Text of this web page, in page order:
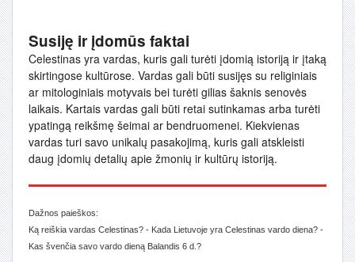
Susiję ir įdomūs faktai
Celestinas yra vardas, kuris gali turėti įdomią istoriją ir įtaką
skirtingose kultūrose. Vardas gali būti susijęs su religiniais
ar mitologiniais motyvais bei turėti gilias šaknis senovės
laikais. Kartais vardas gali būti retai sutinkamas arba turėti
ypatingą reikšmę šeimai ar bendruomenei. Kiekvienas
vardas turi savo unikalų pasakojimą, kuris gali atskleisti
daug įdomių detalių apie žmonių ir kultūrų istoriją.
Dažnos paieškos:
Ką reiškia vardas Celestinas? - Kada Lietuvoje yra Celestinas vardo diena? -
Kas švenčia savo vardo dieną Balandis 6 d.?